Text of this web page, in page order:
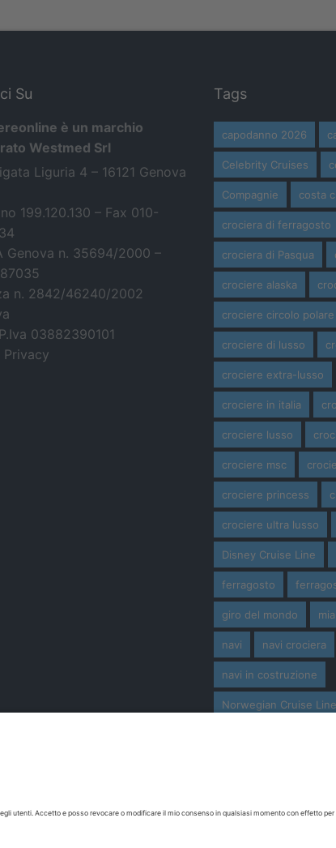
Su
è un marchio
Westmed Srl
Liguria 4 – 16121 Genova
199.120.130 – Fax 010-
Genova n. 35694/2000 –
n. 2842/46240/2002
03882390101
Privacy
Tags
capodanno 2026
Celebrity Cruises
Compagnie costa
crociera di ferragosto
crociera di Pasqua
crociere alaska
crociere circolo polare
crociere di lusso
crociere extra-lusso
crociere in italia
crociere lusso
crociere msc
crociere princess
crociere ultra lusso
Disney Cruise Line
ferragosto
giro del mondo
navi navi crociera
navi in costruzione
Norwegian Cruise Line